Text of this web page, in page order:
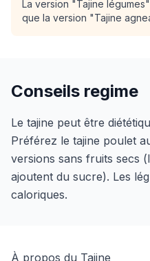
La version "Tajine
que la version "Tajine
Conseils regime
Le tajine peut être
Préférez le tajine poulet
versions sans fruits secs
ajoutent du sucre). Les
caloriques.
À propos du Tajine